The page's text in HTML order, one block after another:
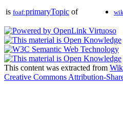
is foaf:primaryTopic of
This content was extracted from
Creative Commons Attribution-